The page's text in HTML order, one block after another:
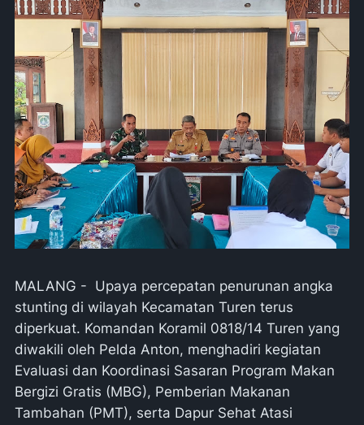
MALANG - Upaya percepatan penurunan angka
stunting di wilayah Kecamatan Turen terus
diperkuat. Komandan Koramil 0818/14 Turen yang
diwakili oleh Pelda Anton, menghadiri kegiatan
Evaluasi dan Koordinasi Sasaran Program Makan
Bergizi Gratis (MBG), Pemberian Makanan
Tambahan (PMT), serta Dapur Sehat Atasi